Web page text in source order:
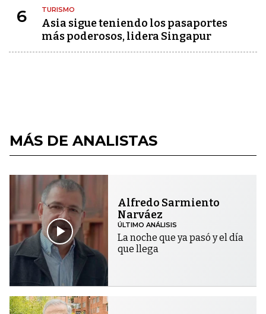
6 TURISMO
Asia sigue teniendo los pasaportes
más poderosos, lidera Singapur
MÁS DE ANALISTAS
Alfredo Sarmiento
Narváez
ÚLTIMO ANÁLISIS
La noche que ya pasó y el día
que llega